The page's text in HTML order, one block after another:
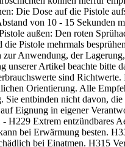
Die Dose auf die Pistole
von 10 - 15 Sekunden
außen: Den roten
die Pistole mehrmals
zur Anwendung, der
unserer Artikel beachte bitte
sind Richtwerte.
Orientierung. Alle
Sie entbinden nicht davon, die
Eignung in eigener
H229 Extrem entzündbares
bei Erwärmung besten.
bei Einatmen. H315